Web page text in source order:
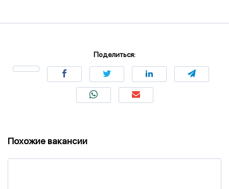
Поделиться:
Похожие вакансии